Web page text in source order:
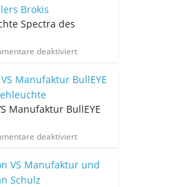
Spectra des
deaktiviert
Manufaktur BullEYE
deaktiviert